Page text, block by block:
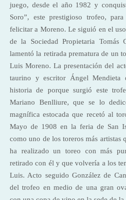
juego, desde el año 1982 y
Soro”, este prestigioso trofeo,
felicitar a Moreno. Le siguió en el
de la Sociedad Propietaria Tomás
lamentó la retirada prematura de un
Luis Moreno. La presentación del
taurino y escritor Ángel Mendieta
historia de porque surgió este
Mariano Benlliure, que se lo
magnífica estocada que recetó al
Mayo de 1908 en la feria de San
como uno de los toreros más artistas
ha realizado un toreo con más
retirado con él y que volvería a los
Luis. Acto seguido González de
del trofeo en medio de una gran